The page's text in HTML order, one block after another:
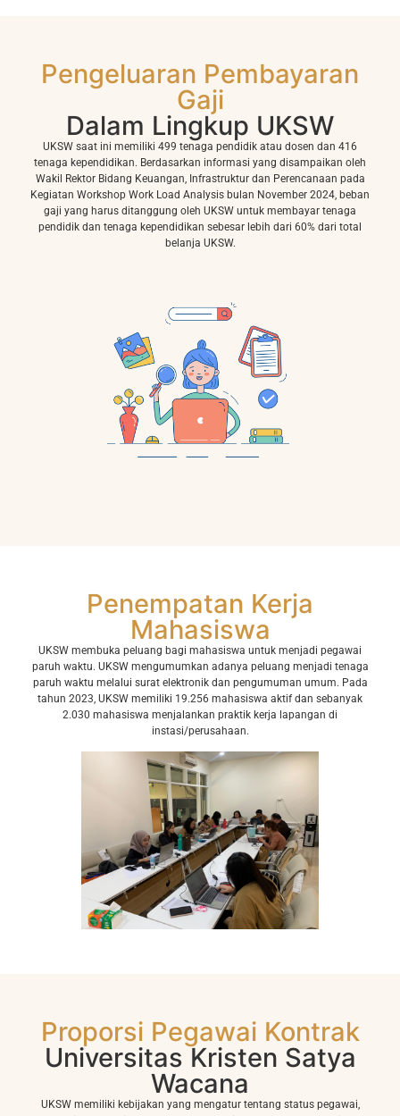
Pengeluaran Pembayaran
Gaji
Dalam Lingkup UKSW
UKSW saat ini memiliki 499 tenaga pendidik atau dosen dan 416
tenaga kependidikan. Berdasarkan informasi yang disampaikan oleh
Wakil Rektor Bidang Keuangan, Infrastruktur dan Perencanaan pada
Kegiatan Workshop Work Load Analysis bulan November 2024, beban
gaji yang harus ditanggung oleh UKSW untuk membayar tenaga
pendidik dan tenaga kependidikan sebesar lebih dari 60% dari total
belanja UKSW.
Penempatan Kerja
Mahasiswa
UKSW membuka peluang bagi mahasiswa untuk menjadi pegawai
paruh waktu. UKSW mengumumkan adanya peluang menjadi tenaga
paruh waktu melalui surat elektronik dan pengumuman umum. Pada
tahun 2023, UKSW memiliki 19.256 mahasiswa aktif dan sebanyak
2.030 mahasiswa menjalankan praktik kerja lapangan di
instasi/perusahaan.
Proporsi Pegawai Kontrak
Universitas Kristen Satya
Wacana
UKSW memiliki kebijakan yang mengatur tentang status pegawai,